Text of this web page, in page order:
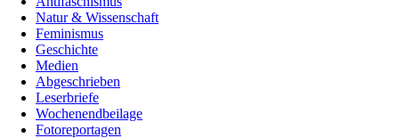
Natur & Wissenschaft
Feminismus
Geschichte
Medien
Abgeschrieben
Leserbriefe
Wochenendbeilage
Fotoreportagen